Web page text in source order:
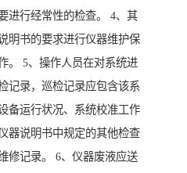
进行经常性的检查。 4、其
明书的要求进行仪器维护保
。 5、操作人员在对系统进
记录，巡检记录应包含该系
备运行状况、系统校准工作
器说明书中规定的其他检查
修记录。 6、仪器废液应送